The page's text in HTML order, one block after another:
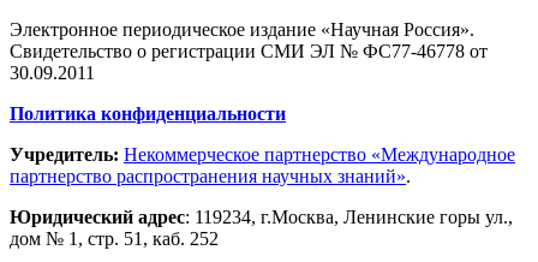
Электронное периодическое издание «Научная Россия».
Свидетельство о регистрации СМИ ЭЛ № ФС77-46778 от
30.09.2011
Политика конфиденциальности
Учредитель: Некоммерческое партнерство «Международное
партнерство распространения научных знаний».
Юридический адрес: 119234, г.Москва, Ленинские горы ул.,
дом № 1, стр. 51 , каб. 252